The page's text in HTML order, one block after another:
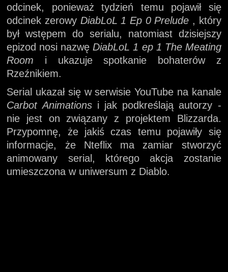
odcinek, ponieważ tydzień temu pojawił się
odcinek zerowy DiabLoL 1 Ep 0 Prelude , który
był wstępem do serialu, natomiast dzisiejszy
epizod nosi nazwę DiabLoL 1 ep 1 The Meating
Room i ukazuje spotkanie bohaterów z
Rzeźnikiem.
Serial ukazał się w serwisie YouTube na kanale
Carbot Animationsi jak podkreślają autorzy -
nie jest on związany z projektem Blizzarda.
Przypomnę, że jakiś czas temu pojawiły się
informacje, że Nteflix ma zamiar stworzyć
animowany serial, którego akcja zostanie
umieszczona w uniwersum z Diablo.